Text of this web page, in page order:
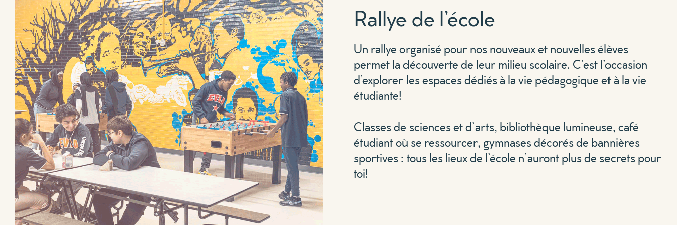
Rallye de l’école
Un rallye organisé pour nos nouveaux et nouvelles élèves
permet la découverte de leur milieu scolaire. C’est l’occasion
d’explorer les espaces dédiés à la vie pédagogique et à la vie
étudiante!
Classes de sciences et d’arts, bibliothèque lumineuse, café
étudiant où se ressourcer, gymnases décorés de bannières
sportives : tous les lieux de l’école n’auront plus de secrets pour
toi!